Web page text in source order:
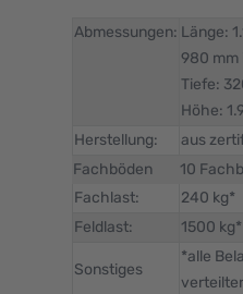
Abmessungen: Länge:
980 mm
Tiefe:
Höhe:
Herstellung:
aus
Fachböden
10
Fachlast:
240 kg*
Feldlast:
1500 kg*
Sonstiges
*alle